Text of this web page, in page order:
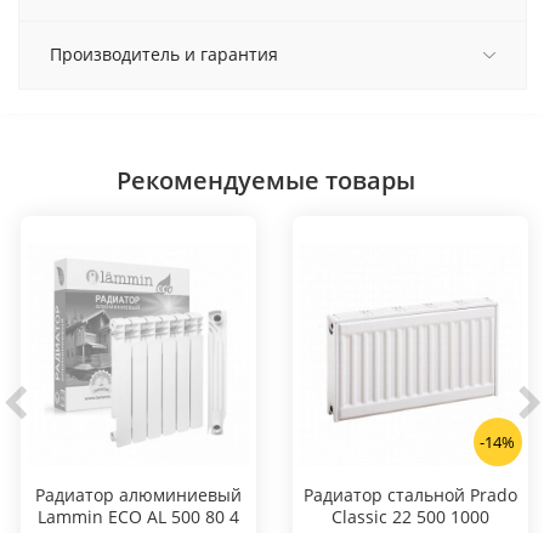
Производитель и гарантия
Рекомендуемые товары
Радиатор алюминиевый
Lammin ECO AL 500 80 4
-14%
Радиатор стальной Prado
Classic 22 500 1000